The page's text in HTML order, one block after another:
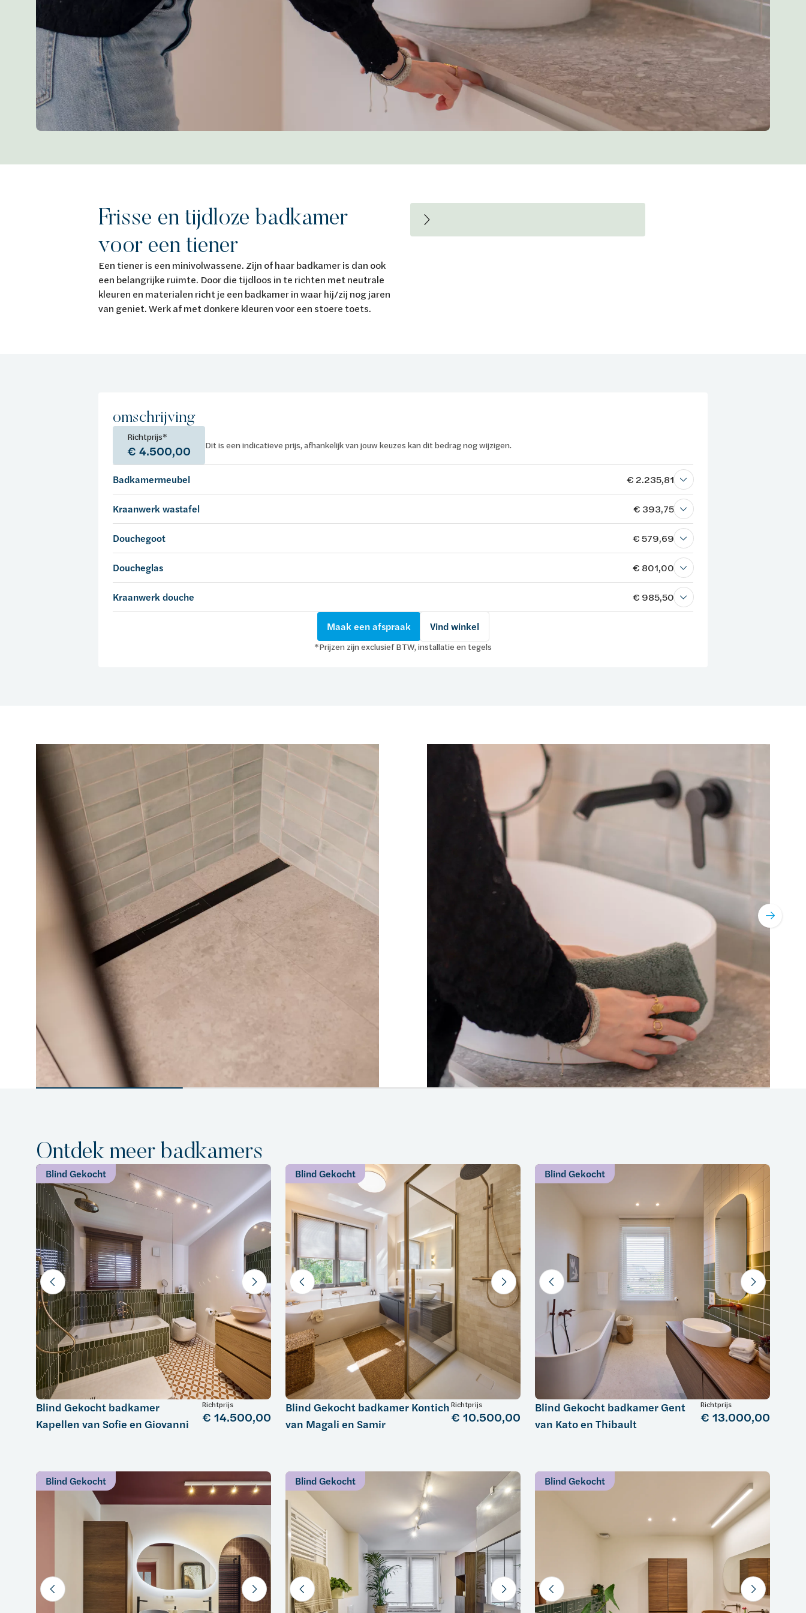
Frisse en tijdloze badkamer
voor een tiener
Een tiener is een minivolwassene. Zijn of haar badkamer is dan ook
een belangrijke ruimte. Door die tijdloos in te richten met neutrale
kleuren en materialen richt je een badkamer in waar hij/zij nog jaren
van geniet. Werk af met donkere kleuren voor een stoere toets.
omschrijving
Richtprijs*
€ 4.500,00 Dit is een indicatieve prijs, afhankelijk van jouw keuzes kan dit bedrag nog wijzigen.
Badkamermeubel € 2.235,81
Kraanwerk wastafel € 393,75
Douchegoot € 579,69
Doucheglas € 801,00
Kraanwerk douche € 985,50
Maak een afspraak Vind winkel
*Prijzen zijn exclusief BTW, installatie en tegels
Ontdek meer badkamers
Blind Gekocht
Blind Gekocht badkamer
Kapellen van Sofie en Giovanni
Richtprijs
€ 14.500,00
Blind Gekocht
Blind Gekocht badkamer Kontich
van Magali en Samir
Richtprijs
€ 10.500,00
Blind Gekocht
Blind Gekocht badkamer Gent
van Kato en Thibault
Richtprijs
€ 13.000,00
Blind Gekocht Blind Gekocht Blind Gekocht